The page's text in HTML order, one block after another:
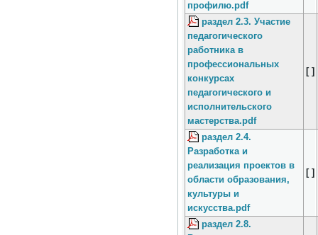
профилю.pdf
раздел 2.3. Участие
педагогического
работника в
профессиональных
конкурсах
педагогического и
исполнительского
мастерства.pdf
[ ]
раздел 2.4.
Разработка и
реализация проектов в
области образования,
культуры и
искусства.pdf
[ ]
раздел 2.8.